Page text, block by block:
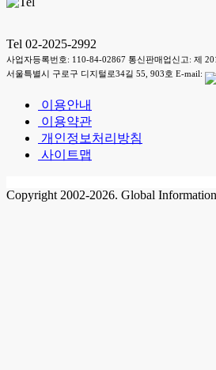
Tel 02-2025-2992
사업자등록번호: 110-84-02867 통신판매업신고: 제
서울특별시 구로구 디지털로34길 55, 903호 E-mail:
이용안내
이용약관
개인정보처리방침
사이트맵
Copyright 2002-2026. Global